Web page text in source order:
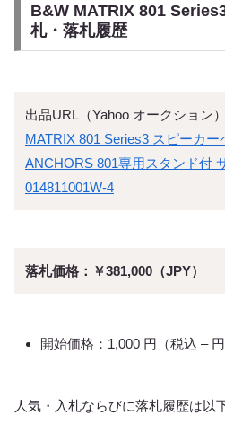
B&W MATRIX 801
札・落札履歴
出品URL（Yahoo オークション）
MATRIX 801 Series3 スピーカ
ANCHORS 801専用スタンド付
014811001W-4
落札価格：￥381,000（JPY）
開始価格：1,000 円（税込 – 円
人気・入札ならびに落札履歴は以